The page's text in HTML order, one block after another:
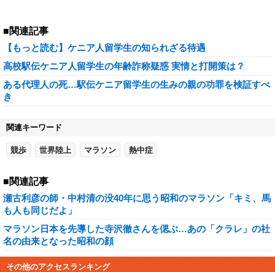
■関連記事
【もっと読む】ケニア人留学生の知られざる待遇
高校駅伝ケニア人留学生の年齢詐称疑惑 実情と打開策は？
ある代理人の死…駅伝ケニア留学生の生みの親の功罪を検証すべ
き
関連キーワード
競歩 世界陸上 マラソン 熱中症
■関連記事
瀬古利彦の師・中村清の没40年に思う昭和のマラソン「キミ、馬
も人も同じだよ」
マラソン日本を先導した寺沢徹さんを偲ぶ…あの「クラレ」の社
名の由来となった昭和の顔
その他のアクセスランキング